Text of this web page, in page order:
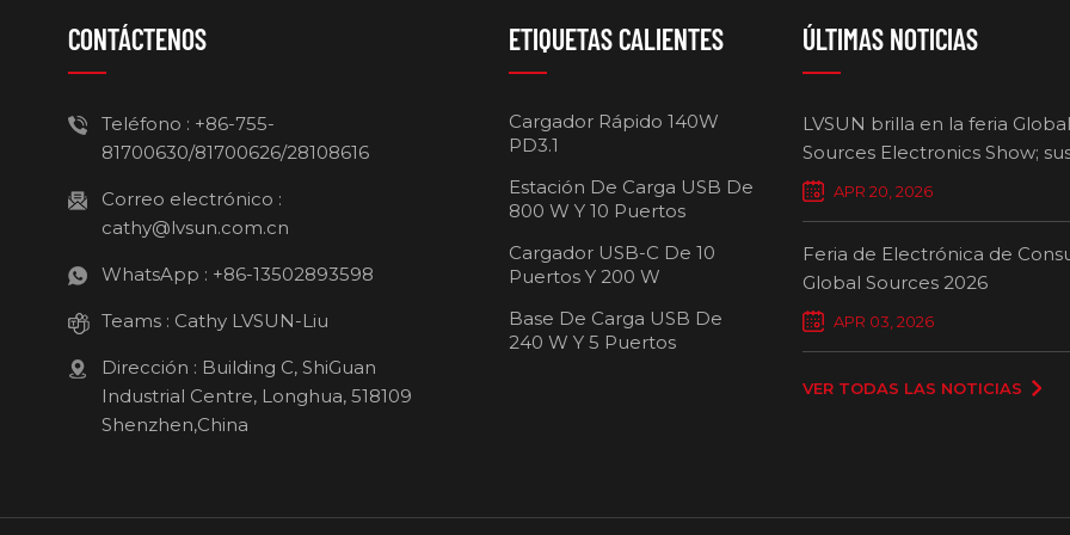
CONTÁCTENOS
Teléfono : +86-755-
81700630/81700626/28108616
Correo electrónico :
cathy@lvsun.com.cn
WhatsApp : +86-13502893598
Teams : Cathy LVSUN-Liu
Dirección : Building C, ShiGuan
Industrial Centre, Longhua, 518109
Shenzhen,China
ETIQUETAS CALIENTES
Cargador Rápido 140W
PD3.1
Estación De Carga USB De
800 W Y 10 Puertos
Cargador USB-C De 10
Puertos Y 200 W
Base De Carga USB De
240 W Y 5 Puertos
ÚLTIMAS NOTICIAS
LVSUN brilla en la feria Global
Sources Electronics Show;
cargadores multipuerto
nuevos estándares para la
APR 20, 2026
Feria de Electrónica de
Global Sources 2026
APR 03, 2026
VER TODAS LAS NOTICIAS